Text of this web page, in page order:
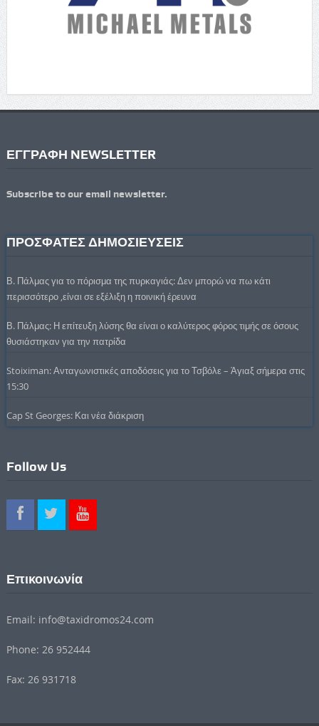
ΕΓΓΡΑΦΗ NEWSLETTER
Subscribe to our email newsletter.
ΠΡΟΣΦΑΤΕΣ ΔΗΜΟΣΙΕΥΣΕΙΣ
Β. Πάλμας για το πόρισμα της πυρκαγιάς: Δεν μπορώ να πω κάτι
περισσότερο ,είναι σε εξέλιξη η ποινική έρευνα
Β. Πάλμας: Η επίτευξη λύσης θα είναι ο καλύτερος φόρος τιμής σε όσους
θυσιάστηκαν για την πατρίδα
Stoiximan: Ανταγωνιστικές αποδόσεις για το Τσβόλε – Άγιαξ σήμερα στις
15:30
Cap St Georges: Και νέα διάκριση
Follow Us
Επικοινωνία
Email: info@taxidromos24.com
Phone: 26 952444
Fax: 26 931718